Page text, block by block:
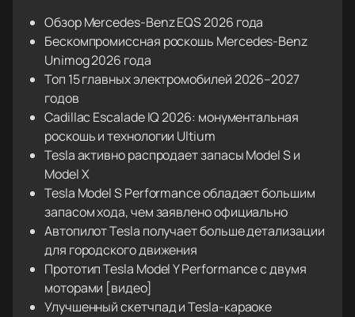
Обзор Mercedes-Benz EQS 2026 года
Бескомпромиссная роскошь Mercedes-Benz
Unimog 2026 года
Топ 15 главных электромобилей 2026–2027
годов
Cadillac Escalade IQ 2026: монументальная
роскошь и технологии Ultium
Tesla активно распродает запасы Model S и
Model X
Tesla Model S Performance обладает большим
запасом хода, чем заявлено официально
Автопилот Tesla получает больше детализации
для городского движения
Прототип Tesla Model Y Performance с двумя
моторами [видео]
Улучшенный скетчпад и Tesla-караоке